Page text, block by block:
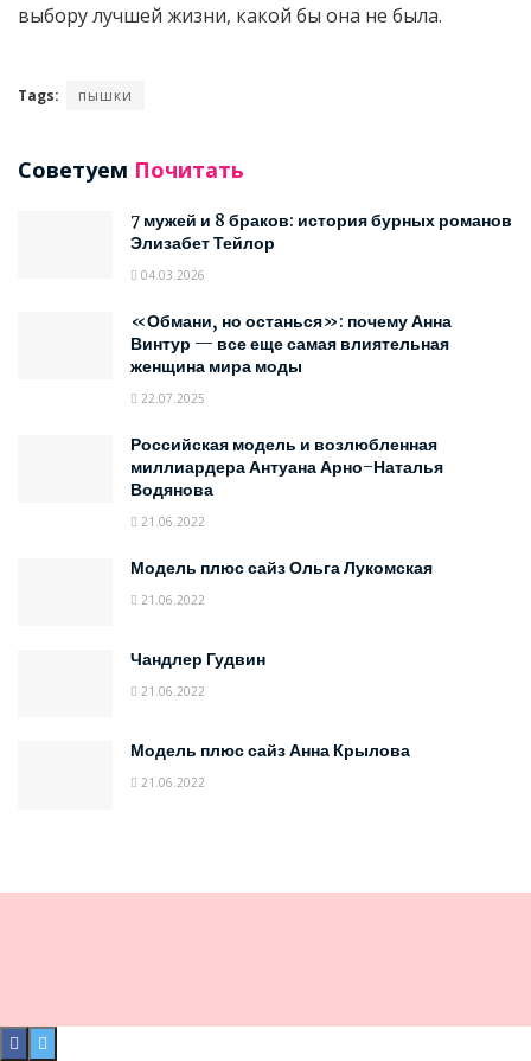
выбору лучшей жизни, какой бы она не была.
Tags: пышки
Советуем Почитать
7 мужей и 8 браков: история бурных романов
Элизабет Тейлор
04.03.2026
«Обмани, но останься»: почему Анна
Винтур — все еще самая влиятельная
женщина мира моды
22.07.2025
Российская модель и возлюбленная
миллиардера Антуана Арно–Наталья
Водянова
21.06.2022
Модель плюс сайз Ольга Лукомская
21.06.2022
Чандлер Гудвин
21.06.2022
Модель плюс сайз Анна Крылова
21.06.2022